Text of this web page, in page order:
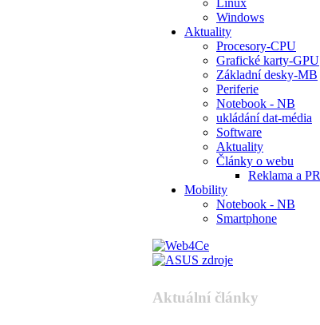
Linux
Windows
Aktuality
Procesory-CPU
Grafické karty-GPU
Základní desky-MB
Periferie
Notebook - NB
ukládání dat-média
Software
Aktuality
Články o webu
Reklama a PR
Mobility
Notebook - NB
Smartphone
Aktuální články